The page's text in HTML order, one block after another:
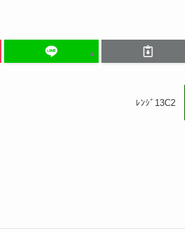
ﾚﾝｼﾞ13C2